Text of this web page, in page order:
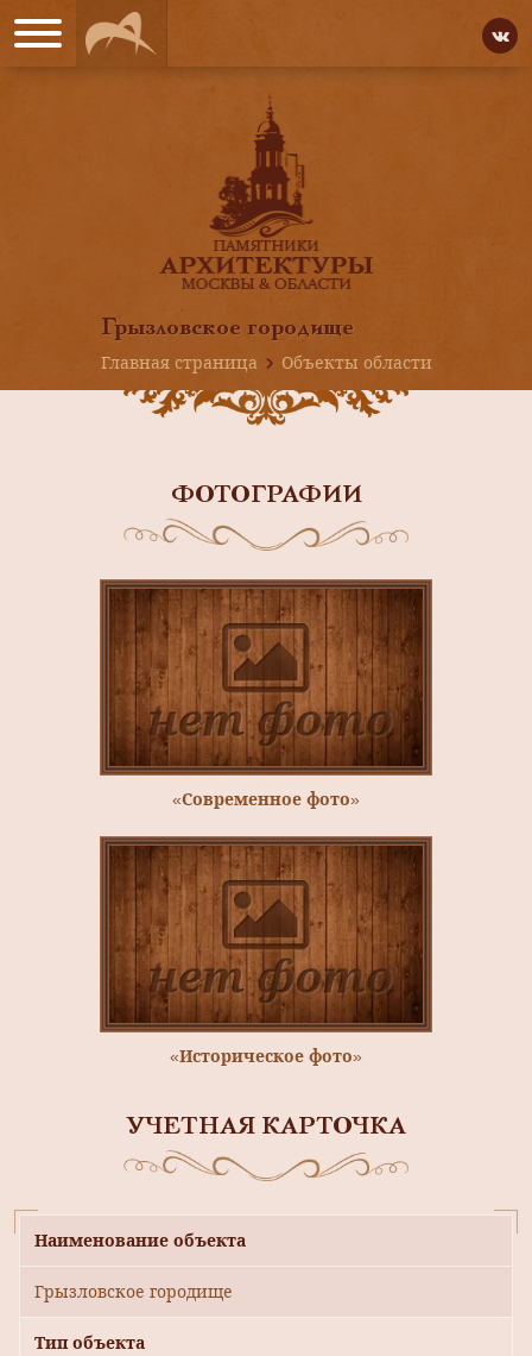
Грызловское городище
Главная страница
Объекты области
ФОТОГРАФИИ
«Современное фото»
«Историческое фото»
УЧЕТНАЯ КАРТОЧКА
Наименование объекта
Грызловское городище
Тип объекта